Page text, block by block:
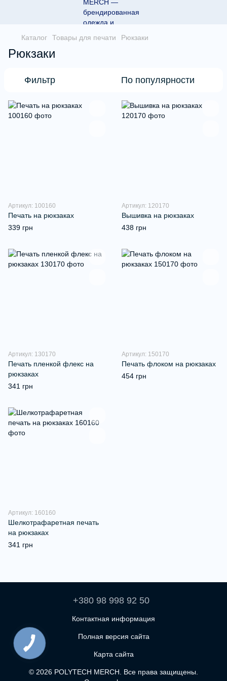
Каталог Товары для печати Рюкзаки
Рюкзаки
Фильтр По популярности
Артикул: 100160
Печать на рюкзаках
339 грн
Артикул: 120170
Вышивка на рюкзаках
438 грн
Артикул: 130170
Печать пленкой флекс на
рюкзаках
341 грн
Артикул: 150170
Печать флоком на рюкзаках
454 грн
Артикул: 160160
Шелкотрафаретная печать
на рюкзаках
341 грн
+380 98 998 92 50
Контактная информация
Полная версия сайта
Карта сайта
© 2026 POLYTECH MERCH. Все права защищены.